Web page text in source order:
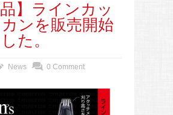
品】ラインカッ
カンを販売開始
た。
News 0 Comment